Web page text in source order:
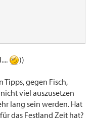
))
gegen Fisch,
viel auszusetzen
lang sein werden. Hat
das Festland Zeit hat?